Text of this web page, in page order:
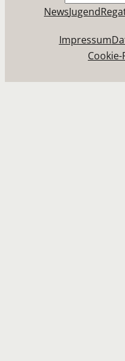
NewsJugend
Impressum